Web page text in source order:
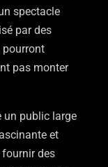
spectacle
par des
pourront
pas monter
un public large
et
des